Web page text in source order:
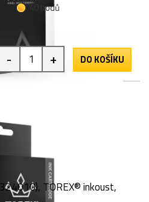
40 bodů
- + DO KOŠÍKU
TOREX® inkoust,